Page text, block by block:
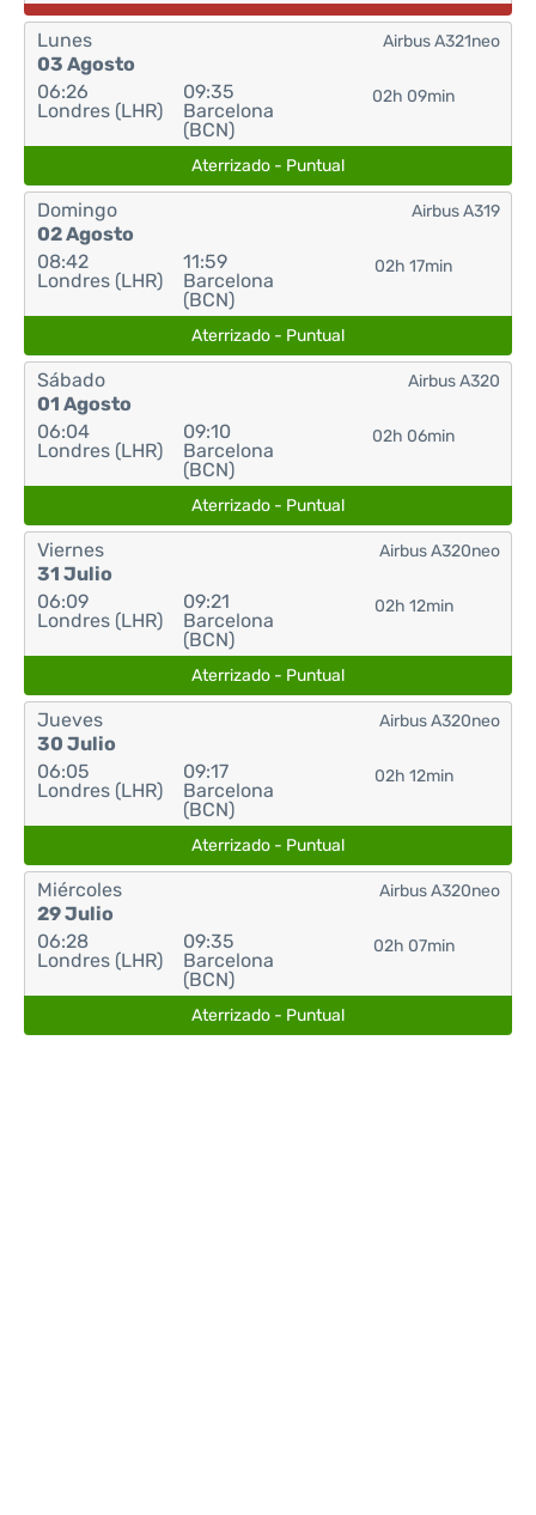
Lunes
03 Agosto
06:26
Londres (LHR)
09:35
Barcelona
(BCN)
02h 09min
Airbus A321neo
Aterrizado - Puntual
Domingo
02 Agosto
08:42
Londres (LHR)
11:59
Barcelona
(BCN)
02h 17min
Airbus A319
Aterrizado - Puntual
Sábado
01 Agosto
06:04
Londres (LHR)
09:10
Barcelona
(BCN)
02h 06min
Airbus A320
Aterrizado - Puntual
Viernes
31 Julio
06:09
Londres (LHR)
09:21
Barcelona
(BCN)
02h 12min
Airbus A320neo
Aterrizado - Puntual
Jueves
30 Julio
06:05
Londres (LHR)
09:17
Barcelona
(BCN)
02h 12min
Airbus A320neo
Aterrizado - Puntual
Miércoles
29 Julio
06:28
Londres (LHR)
09:35
Barcelona
(BCN)
02h 07min
Airbus A320neo
Aterrizado - Puntual